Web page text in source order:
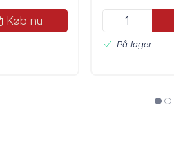
Køb nu
På lager